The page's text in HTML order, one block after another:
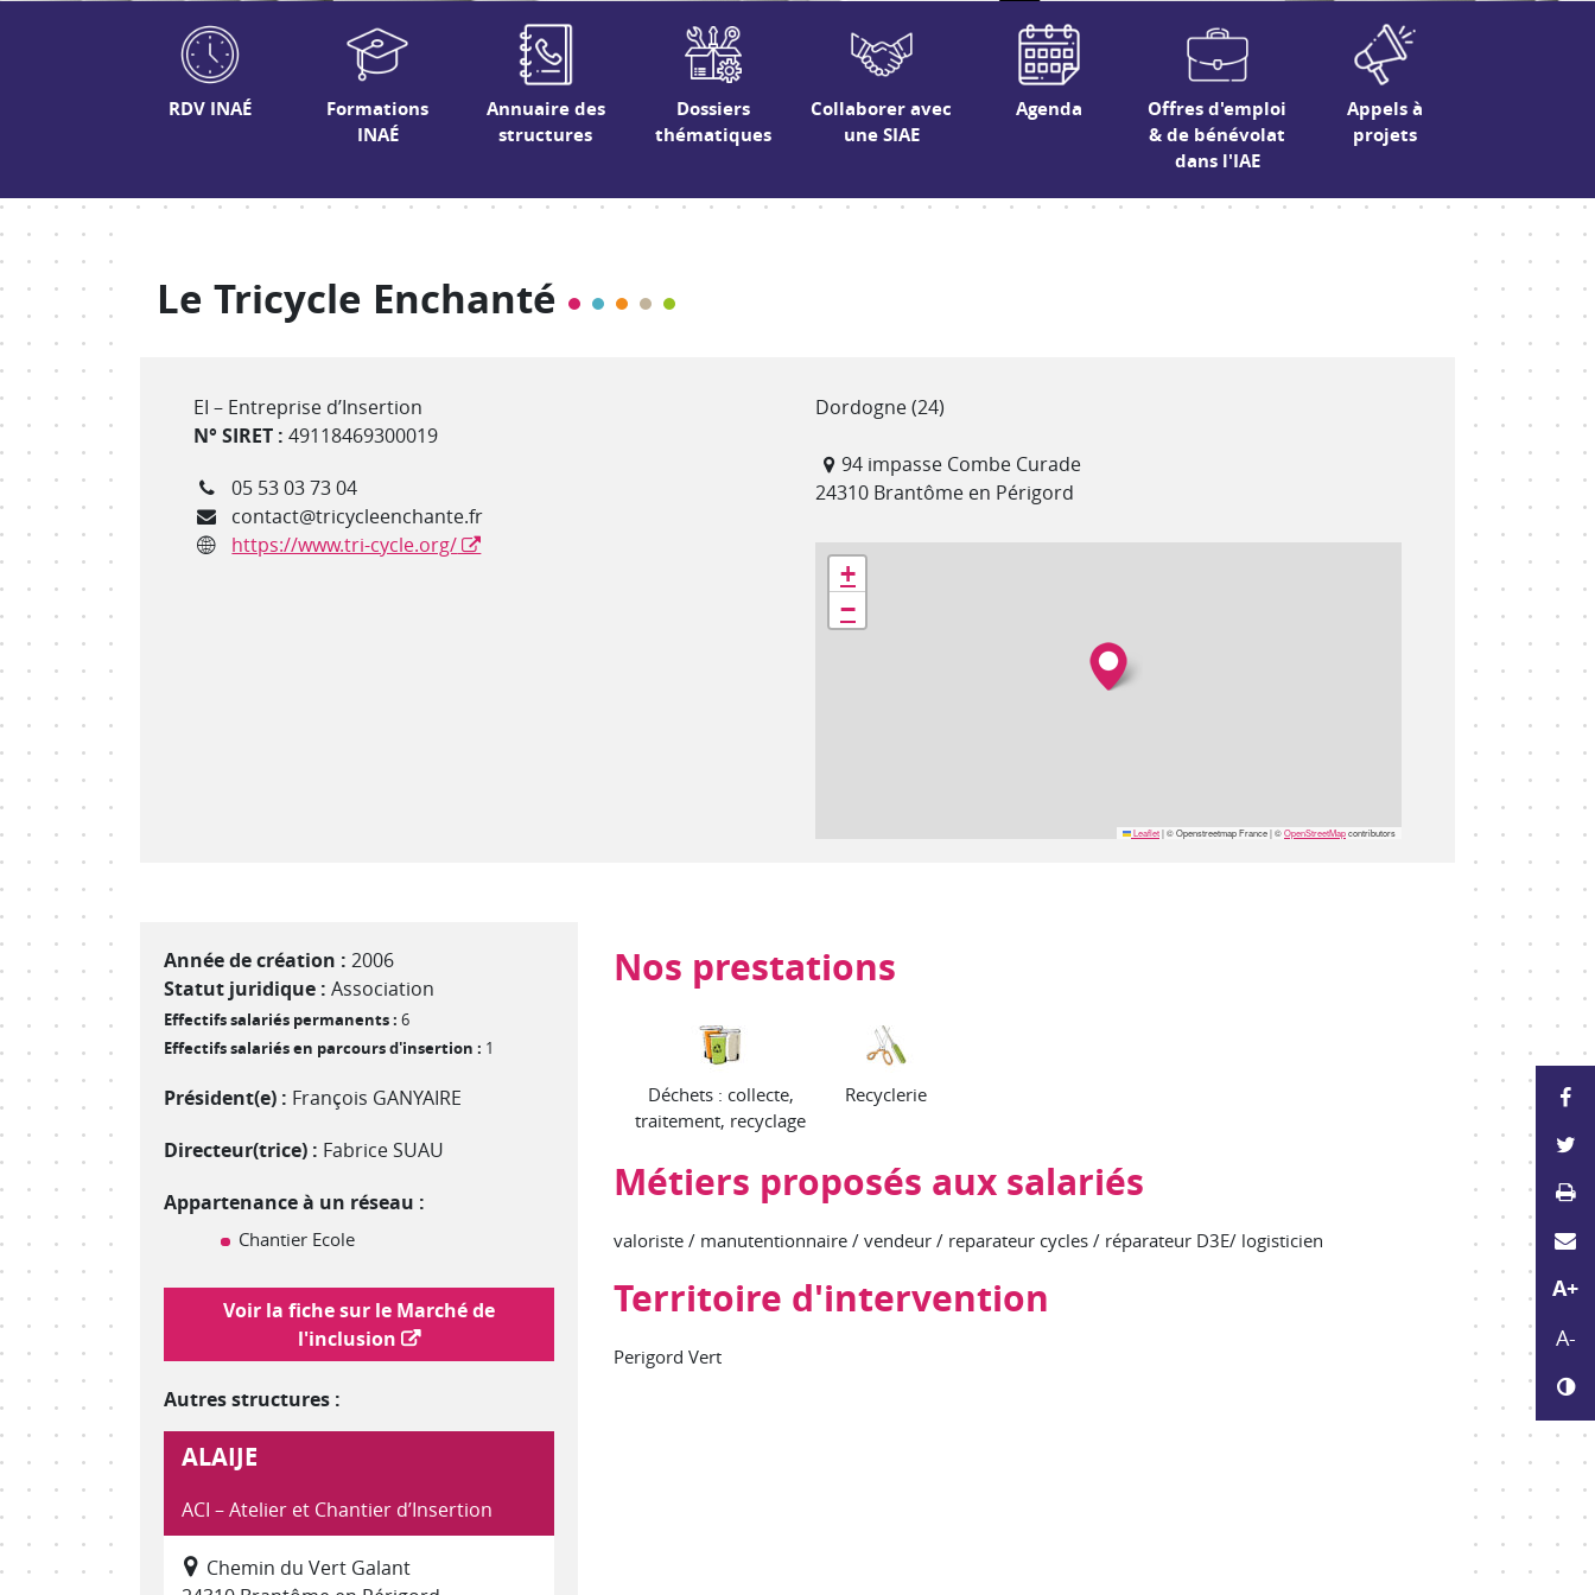
A+
A-
RDV INAÉ
Formations
INAÉ
Annuaire des
structures
Dossiers
thématiques
Collaborer avec
une SIAE
Agenda
Offres d'emploi
& de bénévolat
dans l'IAE
Appels à
projets
Le Tricycle Enchanté
Type de structure
EI – Entreprise d’Insertion
N° SIRET : 49118469300019
Téléphone
05 53 03 73 04
Courrielcontact@tricycleenchante.fr
Site internet
https://www.tri-cycle.org/
Département(s)
Dordogne (24)
94 impasse Combe Curade
24310 Brantôme en Périgord
Géolocalisation
+
−
Leaflet|© Openstreetmap France | ©OpenStreetMapcontributors
Année de création : 2006
Statut juridique : Association
Effectifs salariés permanents : 6
Effectifs salariés en parcours d'insertion : 1
Président(e) : François GANYAIRE
Directeur(trice) : Fabrice SUAU
Appartenance à un réseau :
Chantier Ecole
Lien vers le marché de l'inclusion
Voir la fiche sur le Marché de
l'inclusion
Autres structures :
ALAIJE
ACI – Atelier et Chantier d’Insertion
Chemin du Vert Galant
Nos prestations
Déchets : collecte,
traitement, recyclage
Recyclerie
Métiers proposés aux salariés
valoriste / manutentionnaire / vendeur / reparateur cycles / réparateur D3E/ logisticien
Territoire d'intervention
Perigord Vert